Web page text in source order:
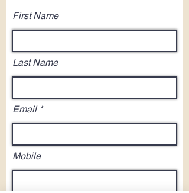
First Name
Last Name
Email
Mobile